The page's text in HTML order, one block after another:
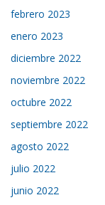
febrero 2023
enero 2023
diciembre 2022
noviembre 2022
octubre 2022
septiembre 2022
agosto 2022
julio 2022
junio 2022